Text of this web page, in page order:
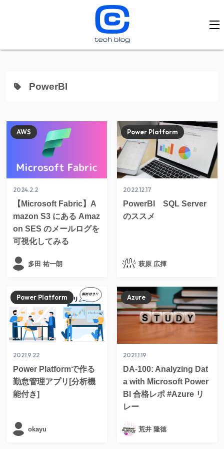
PowerBI
2024.2.2
【Microsoft Fabric】A
mazon S3 にある Amaz
on SES のメールログを
可視化してみる
AWS
多田 祐一朗
2022.12.17
PowerBI SQL Server
のススメ
Power Platform
萩原 広揮
2021.9.22
Power Platformで作る
勤怠管理アプリ[分析機
能付き]
Power Platform
okayu
2021.1.19
DA-100: Analyzing Dat
a with Microsoft Power
BI 合格レポ #Azure リ
レー
Azure
荒井 隆徳